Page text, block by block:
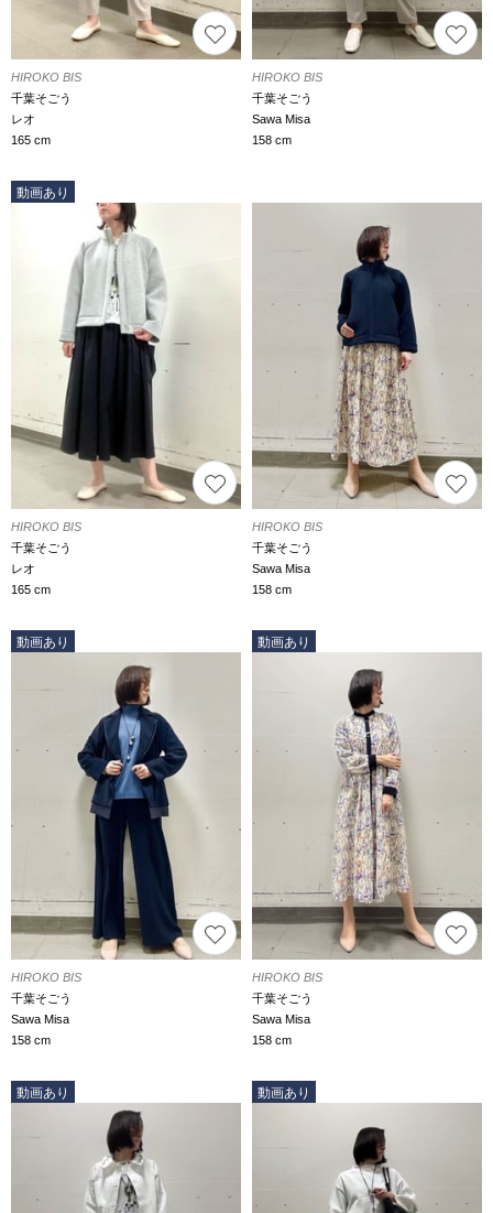
HIROKO BIS
千葉そごう
レオ
165 cm
HIROKO BIS
千葉そごう
Sawa Misa
158 cm
動画あり
HIROKO BIS
千葉そごう
レオ
165 cm
HIROKO BIS
千葉そごう
Sawa Misa
158 cm
動画あり
HIROKO BIS
千葉そごう
Sawa Misa
158 cm
動画あり
HIROKO BIS
千葉そごう
Sawa Misa
158 cm
動画あり 動画あり